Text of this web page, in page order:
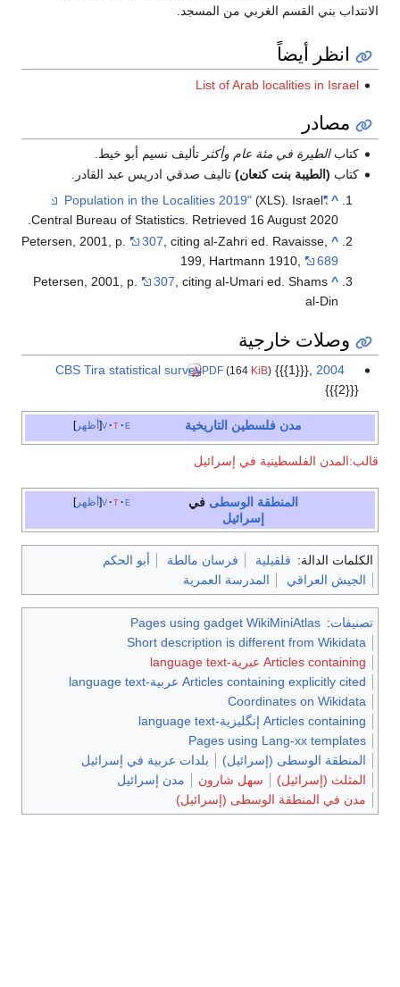
الانتداب بني القسم الغربي من المسجد.
انظر أيضاً
List of Arab localities in Israel
مصادر
كتابالطيرة في مئة عام وأكثر تأليف نسيم أبو خيط.
كتاب (الطيبة بنت كنعان) تاليف صدقي ادريس عبد القادر.
^
"Population in the Localities 2019"
(XLS). Israel
Central Bureau of Statistics. Retrieved 16 August 2020
.
^
Petersen, 2001, p. 307 , citing al-Zahri ed. Ravaisse,
199, Hartmann 1910,
689
^
Petersen, 2001, p. 307 , citing al-Umari ed. Shams
al-Din
وصلات خارجية
2004 CBS Tira statistical survey
PDF(164 KiB){{{1}}},
{{{2}}}
أظهر v t e مدن فلسطين التاريخية
قالب:المدن الفلسطينية في إسرائيل
أظهر v t e المنطقة الوسطى في
إسرائيل
الكلمات الدالة: قلقيلية فرسان مالطة
أبو الحكم
الجيش العراقي
المدرسة العمرية
تصنيفات:
Pages using gadget WikiMiniAtlas
Short description is different from Wikidata
Articles containing عبرية-language text
Articles containing explicitly cited عربية-language text
Coordinates on Wikidata
Articles containing إنگليزية-language text
Pages using Lang-xx templates
المنطقة الوسطى (إسرائيل)
بلدات عربية في إسرائيل
المثلث (إسرائيل)
سهل شارون
مدن إسرائيل
مدن في المنطقة الوسطى (إسرائيل)